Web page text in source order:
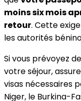
moins six mois
retour. Cette
les autorités
Si vous prévoyez
votre séjour,
visas nécessaires
Niger, le Burkina-